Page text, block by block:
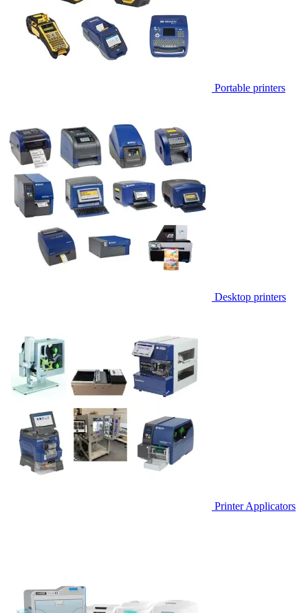
Portable printers
Desktop printers
Printer Applicators